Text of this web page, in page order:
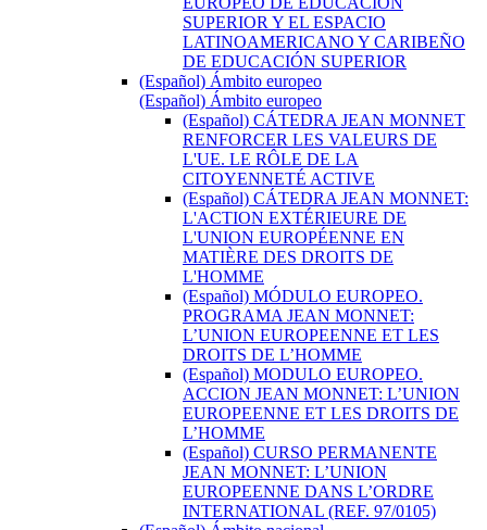
SUPERIOR Y EL ESPACIO
LATINOAMERICANO Y CARIBEÑO
DE EDUCACIÓN SUPERIOR
(Español) Ámbito europeo
(Español) Ámbito europeo
(Español) CÁTEDRA JEAN MONNET
RENFORCER LES VALEURS DE
L'UE. LE RÔLE DE LA
CITOYENNETÉ ACTIVE
(Español) CÁTEDRA JEAN MONNET:
L'ACTION EXTÉRIEURE DE
L'UNION EUROPÉENNE EN
MATIÈRE DES DROITS DE
L'HOMME
(Español) MÓDULO EUROPEO.
PROGRAMA JEAN MONNET:
L’UNION EUROPEENNE ET LES
DROITS DE L’HOMME
(Español) MODULO EUROPEO.
ACCION JEAN MONNET: L’UNION
EUROPEENNE ET LES DROITS DE
L’HOMME
(Español) CURSO PERMANENTE
JEAN MONNET: L’UNION
EUROPEENNE DANS L’ORDRE
INTERNATIONAL (REF. 97/0105)